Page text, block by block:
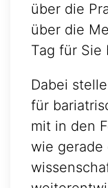
über die
über die
Tag für Sie
Dabei
für
mit in den
wie gerade